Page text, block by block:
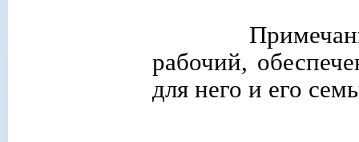
рабочий,
для него и его